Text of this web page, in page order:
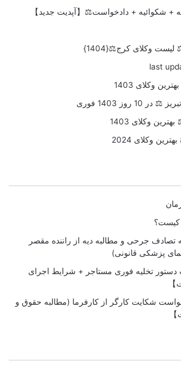
+ شکوائیه + دادخواست⚖️【آپدیت جدید】
وکلای کرج⚖️{1404}
وکلای 1403
روز 1403 فوری
وکلای 1403
وکلای 2024
کیست؟
تصادف جرحی و مطالبه دیه از راننده مقصر
تخلیه فوری مستاجر + شرایط اجرای
شکایت کارگر از کارفرما (مطالبه حقوق و